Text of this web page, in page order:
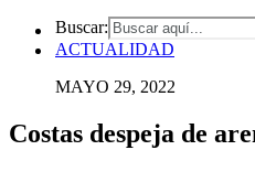
Buscar:
ACTUALIDAD
MAYO 29, 2022
Costas despeja de